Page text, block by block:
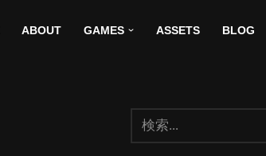
ABOUT GAMES ASSETS BLOG